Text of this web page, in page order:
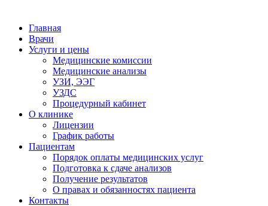
Главная
Врачи
Услуги и цены
Медицинские комиссии
Медицинские анализы
УЗИ, ЭЭГ
УЗДС
Процедурный кабинет
О клинике
Лицензии
График работы
Пациентам
Порядок оплаты медицинских услуг
Подготовка к сдаче анализов
Получение результатов
О правах и обязанностях пациента
Контакты